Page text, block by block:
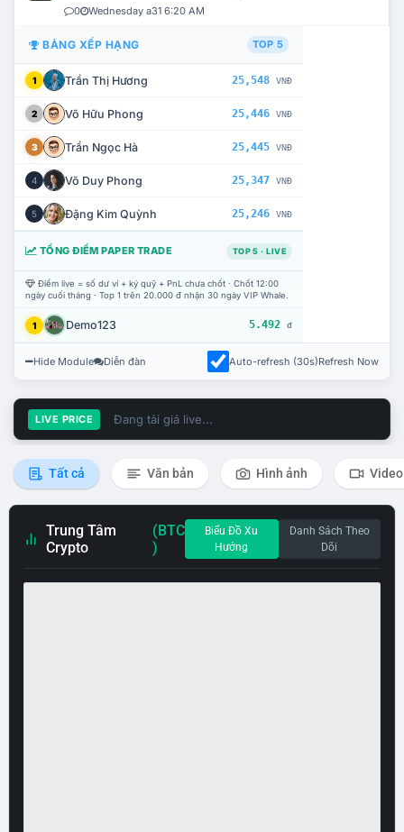
0 Wednesday a31 6:20 AM
BẢNG XẾP HẠNG TOP 5
1 Trần Thị Hương 25,548 VNĐ
2 Võ Hữu Phong 25,446 VNĐ
3 Trần Ngọc Hà 25,445 VNĐ
4 Võ Duy Phong 25,347 VNĐ
5 Đặng Kim Quỳnh 25,246 VNĐ
TỔNG ĐIỂM PAPER TRADE TOP 5 · LIVE
Điểm live = số dư ví + ký quỹ + PnL chưa chốt · Chốt 12:00
ngày cuối tháng · Top 1 trên 20.000 đ nhận 30 ngày VIP Whale.
1 Demo123 5.492 đ
Hide Module Diễn đàn Auto-refresh (30s)Refresh Now
LIVE PRICE Đang tải giá live...
Tất cả Văn bản Hình ảnh Video
Trung Tâm
Crypto
(BTC
)
Biểu Đồ Xu
Hướng
Danh Sách Theo
Dõi